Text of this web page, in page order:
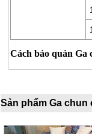
RUỘT
GỐI
RUỘT
CHĂN
BÔNG
Cách bảo quản Ga
Sản phẩm Ga chun